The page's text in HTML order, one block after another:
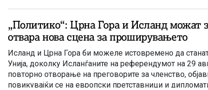
„Политико“: Црна Гора и Исланд можат
отвара нова сцена за проширувањето
Исланд и Црна Гора би можеле истовремено да
Унија, доколку Исланѓаните на референдумот на 29
повторно отворање на преговорите за членство,
повикувајќи се на европски претставници и